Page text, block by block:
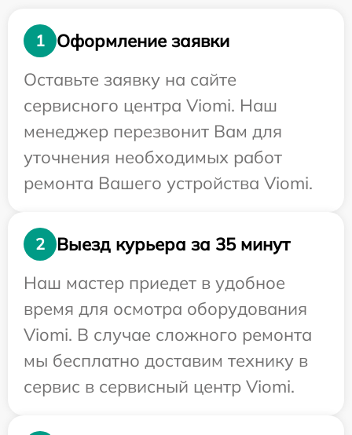
1
Оформление заявки
Оставьте заявку на сайте
сервисного центра Viomi. Наш
менеджер перезвонит Вам для
уточнения необходимых работ
ремонта Вашего устройства Viomi.
2
Выезд курьера за 35 минут
Наш мастер приедет в удобное
время для осмотра оборудования
Viomi. В случае сложного ремонта
мы бесплатно доставим технику в
сервис в сервисный центр Viomi.